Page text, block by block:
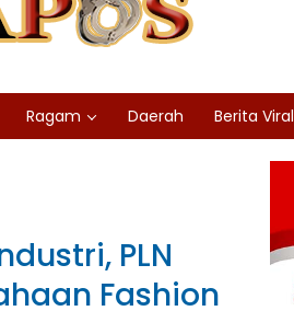
Ragam Daerah Berita Viral
PLN
Fashion